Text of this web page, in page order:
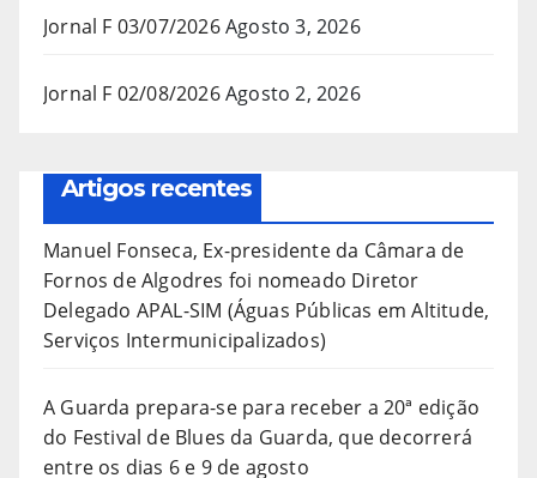
Jornal F 03/07/2026Agosto 3, 2026
Jornal F 02/08/2026Agosto 2, 2026
Artigos recentes
Manuel Fonseca, Ex-presidente da Câmara de
Fornos de Algodres foi nomeado Diretor
Delegado APAL-SIM (Águas Públicas em Altitude,
Serviços Intermunicipalizados)
A Guarda prepara-se para receber a 20ª edição
do Festival de Blues da Guarda, que decorrerá
entre os dias 6 e 9 de agosto